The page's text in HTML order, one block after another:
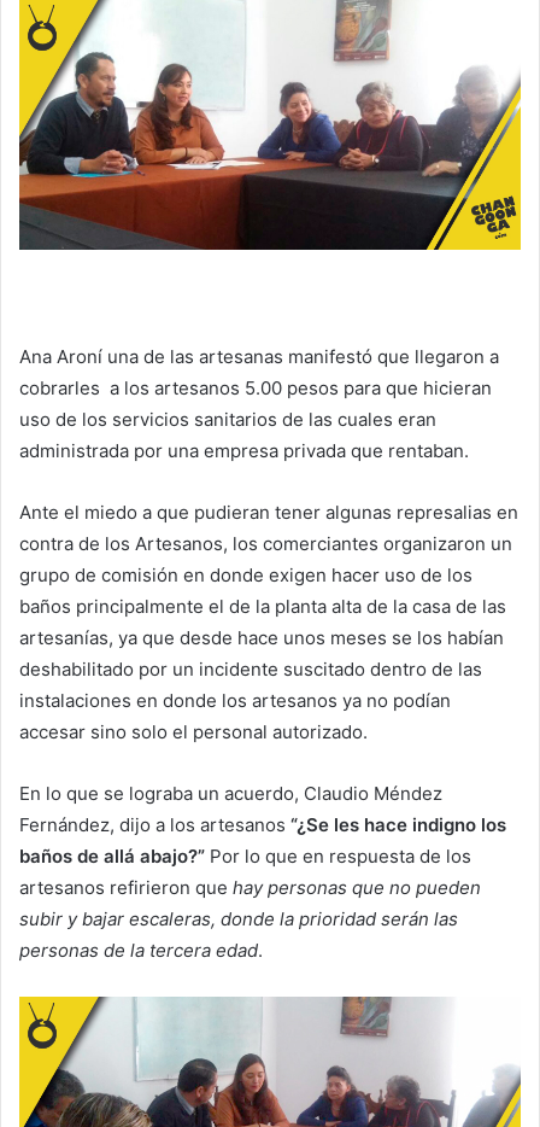
Ana Aroní una de las artesanas manifestó que llegaron a
cobrarles a los artesanos 5.00 pesos para que hicieran
uso de los servicios sanitarios de las cuales eran
administrada por una empresa privada que rentaban.
Ante el miedo a que pudieran tener algunas represalias en
contra de los Artesanos, los comerciantes organizaron un
grupo de comisión en donde exigen hacer uso de los
baños principalmente el de la planta alta de la casa de las
artesanías, ya que desde hace unos meses se los habían
deshabilitado por un incidente suscitado dentro de las
instalaciones en donde los artesanos ya no podían
accesar sino solo el personal autorizado.
En lo que se lograba un acuerdo, Claudio Méndez
Fernández, dijo a los artesanos “¿Se les hace indigno los
baños de allá abajo?” Por lo que en respuesta de los
artesanos refirieron que hay personas que no pueden
subir y bajar escaleras, donde la prioridad serán las
personas de la tercera edad.